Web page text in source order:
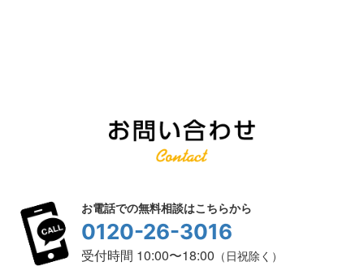
お電話での無料相談はこちらから
0120-26-3016
受付時間 10:00〜18:00 （日祝除く）